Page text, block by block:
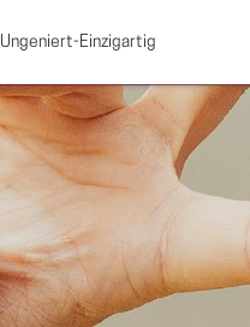
Ungeniert-Einzigartig